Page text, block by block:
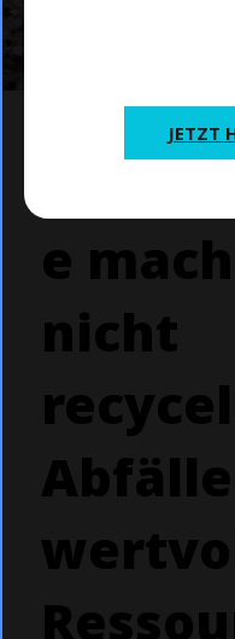
e
nicht
JETZT